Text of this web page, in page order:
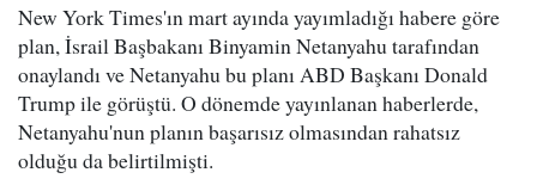
New York Times'ın mart ayında yayımladığı habere göre
plan, İsrail Başbakanı Binyamin Netanyahu tarafından
onaylandı ve Netanyahu bu planı ABD Başkanı Donald
Trump ile görüştü. O dönemde yayınlanan haberlerde,
Netanyahu'nun planın başarısız olmasından rahatsız
olduğu da belirtilmişti.